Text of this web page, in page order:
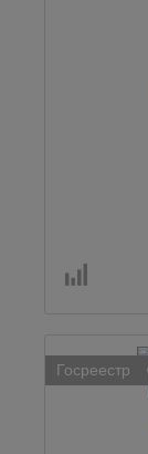
Госреестр